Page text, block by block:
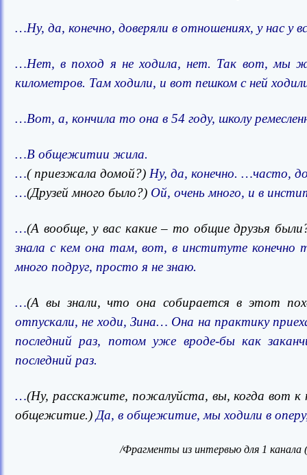
…Ну, да, конечно, доверяли в отношениях, у нас у
…Нет, в поход я не ходила, нет. Так вот, мы
километров. Там ходили, и вот пешком с ней
…Вот, а, кончила то она в 54 году, школу
…В общежитии жила.
…( приезжала домой?) Ну, да, конечно. …часто,
…(Друзей много было?) Ой, очень много, и в
…(А вообще, у вас какие – то общие друзья
знала с кем она там, вот, в институте конечно
много подруг, просто я не знаю.
…(А вы знали, что она собирается в этот
отпускали, не ходи, Зина… Она на практику
последний раз, потом уже вроде-бы как
последний раз.
…(Ну, расскажите, пожалуйста, вы, когда вот к
общежитие.) Да, в общежитие, мы ходили в
/Фрагменты из интервью для 1 канала